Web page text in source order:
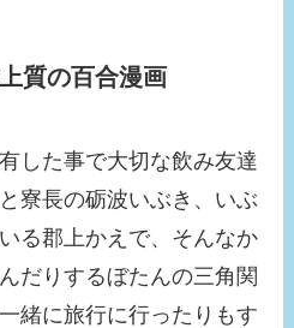
質の百合漫画
した事で大切な飲み友達
寮長の砺波いぶき、いぶ
る郡上かえで、そんなか
だりするぼたんの三角関
緒に旅行に行ったりもす